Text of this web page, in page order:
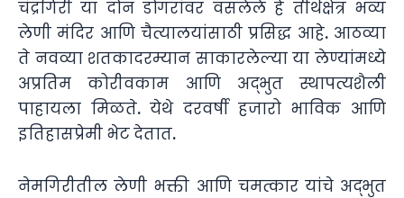
चंद्रगिरी या दोन डोंगरांवर वसलेले हे तीर्थक्षेत्र भव्य
लेणी मंदिर आणि चैत्यालयांसाठी प्रसिद्ध आहे. आठव्या
ते नवव्या शतकादरम्यान साकारलेल्या या लेण्यांमध्ये
अप्रतिम कोरीवकाम आणि अद्भुत स्थापत्यशैली
पाहायला मिळते. येथे दरवर्षी हजारो भाविक आणि
इतिहासप्रेमी भेट देतात.
नेमगिरीतील लेणी भक्ती आणि चमत्कार यांचे अद्भुत